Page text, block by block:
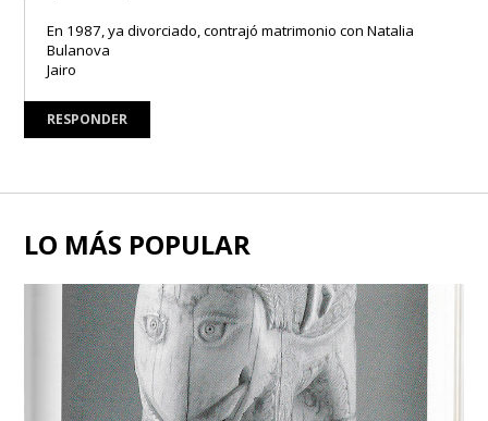
En 1987, ya divorciado, contrajó matrimonio con Natalia
Bulanova
Jairo
RESPONDER
LO MÁS POPULAR